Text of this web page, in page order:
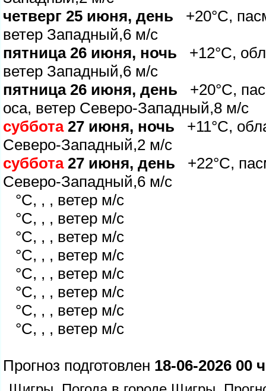
четверг 25 июня, день +20°C,
етер Западный,6 м/с
пятница 26 июня, ночь +12°C,
етер Западный,6 м/с
пятница 26 июня, день +20°C,
оса, ветер Северо-Западный,8 м/с
суббота27 июня, ночь +11°C,
Северо-Западный,2 м/с
суббота27 июня, день +22°C,
Северо-Западный,6 м/с
°C, , , ветер м/с
°C, , , ветер м/с
°C, , , ветер м/с
°C, , , ветер м/с
°C, , , ветер м/с
°C, , , ветер м/с
°C, , , ветер м/с
°C, , , ветер м/с
Прогноз подготовлен 18-06-2026 00 ч